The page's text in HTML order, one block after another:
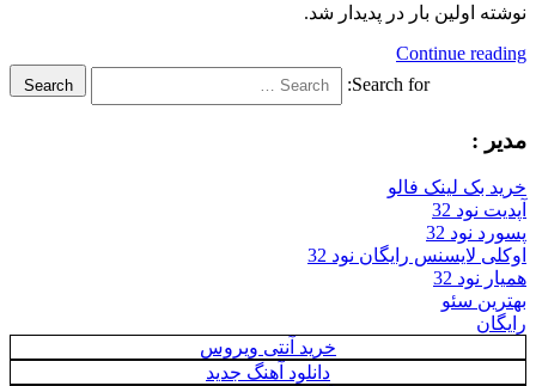
اولین بار در پدیدار شد.
Continue
Search for:
Search
:
لینک فالو
32
32
لایسنس رایگان نود 32
32
سئو
خرید آنتی ویروس
دانلود آهنگ جدید